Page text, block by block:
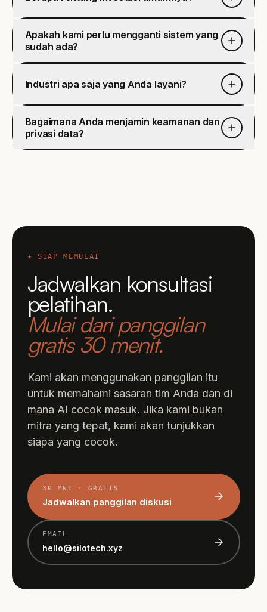
Apakah kami perlu mengganti sistem yang
sudah ada?
Industri apa saja yang Anda layani?
Bagaimana Anda menjamin keamanan dan
privasi data?
★ SIAP MEMULAI
Jadwalkan konsultasi
pelatihan.
Mulai dari panggilan
gratis 30 menit.
Kami akan menggunakan panggilan itu
untuk memahami sasaran tim Anda dan di
mana AI cocok masuk. Jika kami bukan
mitra yang tepat, kami akan tunjukkan
siapa yang cocok.
30 MNT · GRATIS
Jadwalkan panggilan diskusi
EMAIL
hello@silotech.xyz